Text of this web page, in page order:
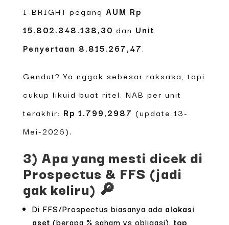
I-BRIGHT pegang AUM Rp
15.802.348.138,30 dan Unit
Penyertaan 8.815.267,47.
Gendut? Ya nggak sebesar raksasa, tapi
cukup likuid buat ritel. NAB per unit
terakhir: Rp 1.799,2987 (update 13-
Mei-2026).
3) Apa yang mesti dicek di
Prospectus & FFS (jadi
gak keliru) 🔎
Di FFS/Prospectus biasanya ada alokasi
aset (berapa % saham vs obligasi),top